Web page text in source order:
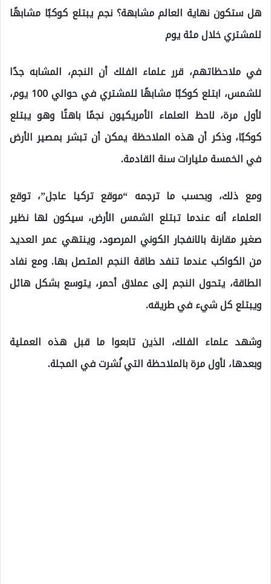
هل ستكون نهاية العالم مشابهة؟ نجم يبتلع كوكبًا مشابهًا
للمشتري خلال مئة يوم
في ملاحظاتهم، قرر علماء الفلك أن النجم، المشابه جدًا
للشمس، ابتلع كوكبًا مشابهًا للمشتري في حوالي 100 يوم،
لأول مرة، لاحظ العلماء الأمريكيون نجمًا باهتًا وهو يبتلع
كوكبًا، وذكر أن هذه الملاحظة يمكن أن تبشر بمصير الأرض
في الخمسة مليارات سنة القادمة.
ومع ذلك، وبحسب ما ترجمه “موقع تركيا عاجل”، توقع
العلماء أنه عندما تبتلع الشمس الأرض، سيكون لها نظير
صغير مقارنة بالانفجار الكوني المرصود، وينتهي عمر العديد
من الكواكب عندما تنفد طاقة النجم المتصل بها. ومع نفاد
الطاقة، يتحول النجم إلى عملاق أحمر، يتوسع بشكل هائل
ويبتلع كل شيء في طريقه.
وشهد علماء الفلك، الذين تابعوا ما قبل هذه العملية
وبعدها، لأول مرة بالملاحظة التي نُشرت في المجلة.